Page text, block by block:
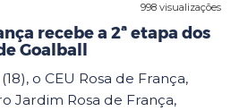
998 visualizações
recebe a 2ª etapa dos
Goalball
o CEU Rosa de França,
Jardim Rosa de França,